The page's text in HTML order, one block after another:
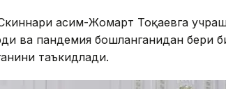
Қасим-Жомарт Тоқаевга
ва пандемия бошланганидан бери
таъкидлади.